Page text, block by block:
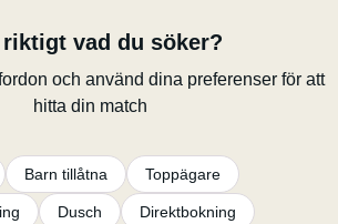
riktigt vad du söker?
och använd dina preferenser för att
hitta din match
Barn tillåtna Toppägare
Dusch Direktbokning